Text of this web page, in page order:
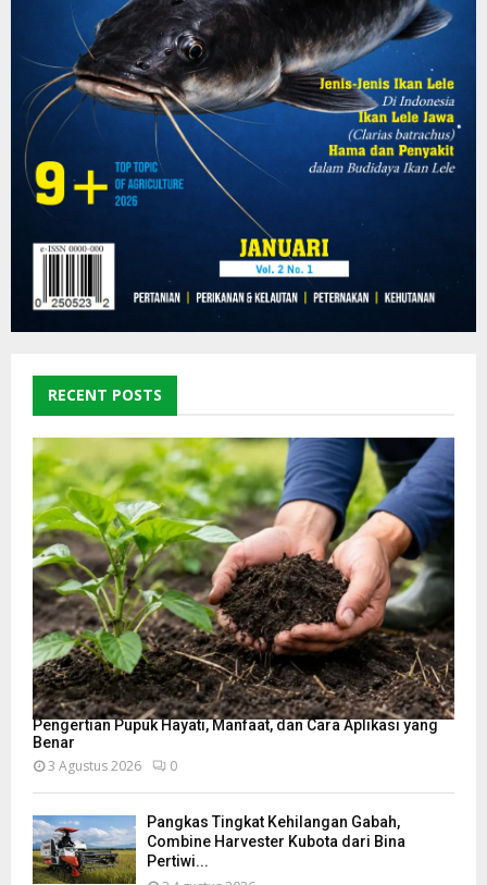
RECENT POSTS
Pengertian Pupuk Hayati, Manfaat, dan Cara Aplikasi yang
Benar
3 Agustus 2026 0
Pangkas Tingkat Kehilangan Gabah,
Combine Harvester Kubota dari Bina
Pertiwi...